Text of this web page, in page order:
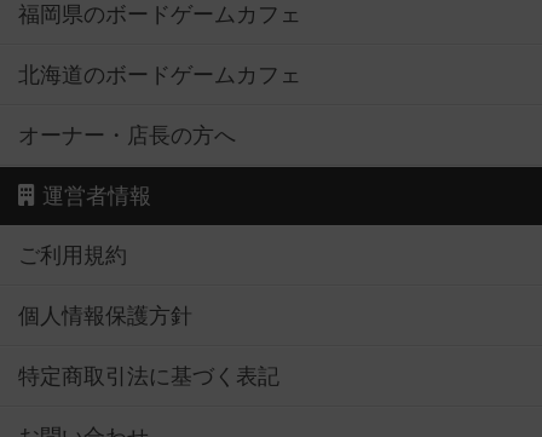
福岡県のボードゲームカフェ
北海道のボードゲームカフェ
オーナー・店長の方へ
運営者情報
ご利用規約
個人情報保護方針
特定商取引法に基づく表記